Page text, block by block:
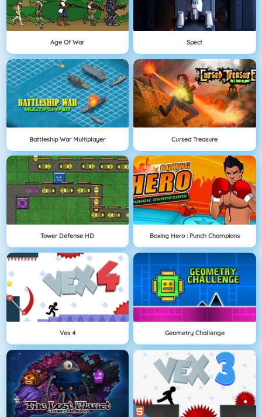
Age Of War Spect
Battleship War Multiplayer Cursed Treasure
Tower Defense HD Boxing Hero : Punch Champions
Vex 4 Geometry Challenge